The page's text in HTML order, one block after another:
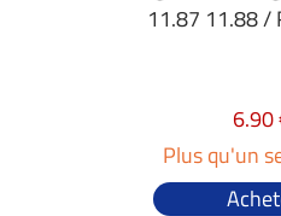
11.87 11.88 /
6.90
Plus qu'un